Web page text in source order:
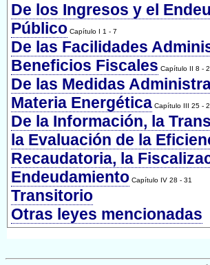
De los Ingresos y el
Público Capítulo I 1 - 7
De las Facilidades
Beneficios Fiscales Capítulo II 8 -
De las Medidas
Materia Energética Capítulo III 25 -
De la Información, la
la Evaluación de la
Recaudatoria, la
Endeudamiento Capítulo IV 28 - 31
Transitorio
Otras leyes mencionadas